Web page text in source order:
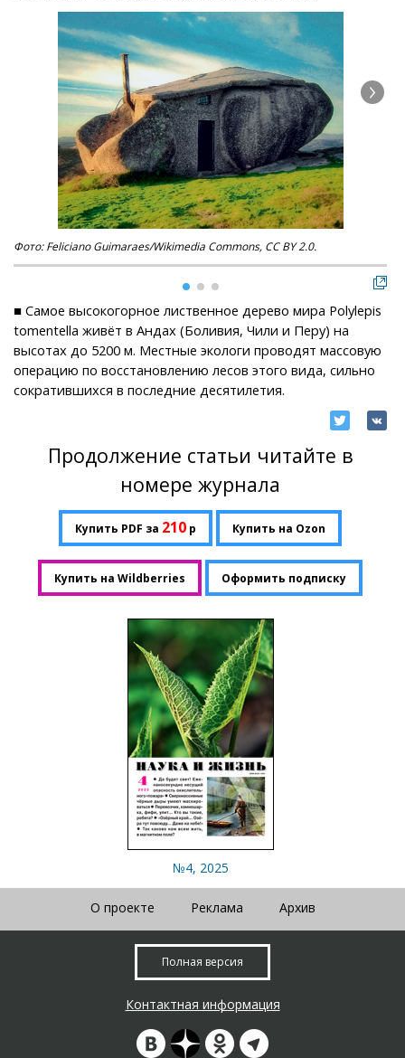
Фото: Feliciano Guimaraes/Wikimedia Commons, CC BY 2.0.
■ Самое высокогорное лиственное дерево мира Polylepis
tomentella живёт в Андах (Боливия, Чили и Перу) на
высотах до 5200 м. Местные экологи проводят массовую
операцию по восстановлению лесов этого вида, сильно
сократившихся в последние десятилетия.
Продолжение статьи читайте в
номере журнала
Купить PDF за 210 р Купить на Ozon
Купить на Wildberries Оформить подписку
№4, 2025
О проекте Реклама Архив
Полная версия
Контактная информация